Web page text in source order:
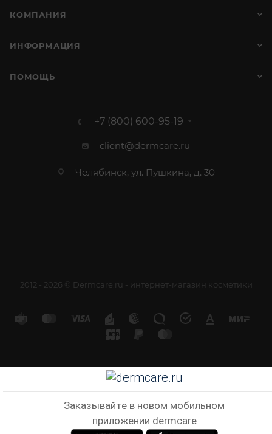
КОМПАНИЯ
ИНФОРМАЦИЯ
ПОМОЩЬ
+7 (800) 600-95-19
client@dermcare.ru
Челябинск, ул. Пушкина, д. 30
2012 - 2026 © Dermcare.ru - интернет-магазин косметики
Заказывайте в новом мобильном
приложении dermcare